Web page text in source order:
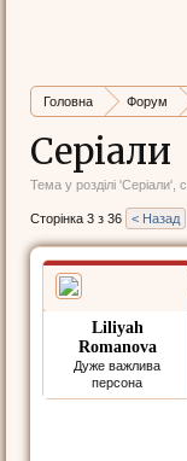
Головна Форум
Серіали
Тема у розділі 'Серіали',
Сторінка 3 з 36 < Назад
Liliyah
Romanova
Дуже важлива
персона